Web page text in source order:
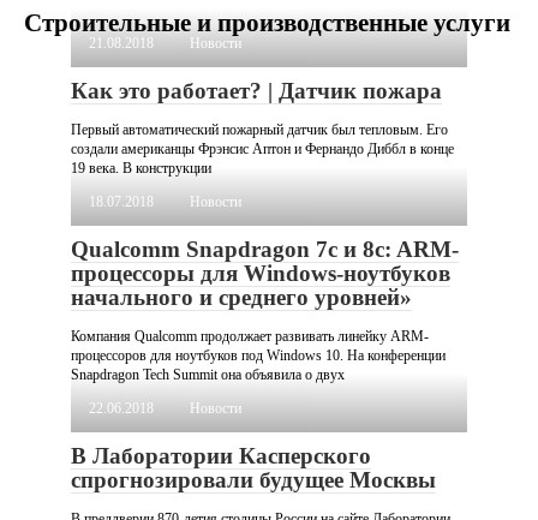
Строительные и производственные услуги
21.08.2018 Новости
Как это работает? | Датчик пожара
Первый автоматический пожарный датчик был тепловым. Его
создали американцы Фрэнсис Аптон и Фернандо Диббл в конце
19 века. В конструкции
18.07.2018
Новости
Qualcomm Snapdragon 7c и 8c: ARM-
процессоры для Windows-ноутбуков
начального и среднего уровней»
Компания Qualcomm продолжает развивать линейку ARM-
процессоров для ноутбуков под Windows 10. На конференции
Snapdragon Tech Summit она объявила о двух
22.06.2018
Новости
В Лаборатории Касперского
спрогнозировали будущее Москвы